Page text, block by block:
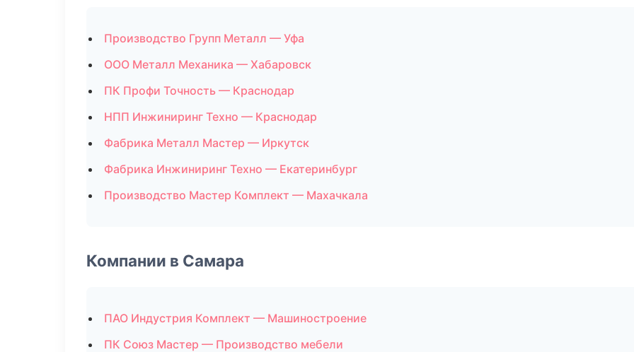
Производство Групп Металл — Уфа
ООО Металл Механика — Хабаровск
ПК Профи Точность — Краснодар
НПП Инжиниринг Техно — Краснодар
Фабрика Металл Мастер — Иркутск
Фабрика Инжиниринг Техно — Екатеринбург
Производство Мастер Комплект — Махачкала
Компании в Самара
ПАО Индустрия Комплект — Машиностроение
ПК Союз Мастер — Производство мебели